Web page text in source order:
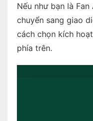
Nếu như bạn là
chuyển sang giao
cách chọn kích
phía trên.